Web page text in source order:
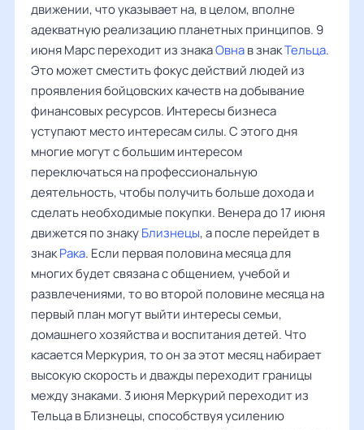
движении, что указывает на, в целом, вполне
адекватную реализацию планетных принципов. 9
июня Марс переходит из знакаОвнав знакТельца.
Это может сместить фокус действий людей из
проявления бойцовских качеств на добывание
финансовых ресурсов. Интересы бизнеса
уступают место интересам силы. С этого дня
многие могут с большим интересом
переключаться на профессиональную
деятельность, чтобы получить больше дохода и
сделать необходимые покупки. Венера до 17 июня
движется по знакуБлизнецы, а после перейдет в
знакРака. Если первая половина месяца для
многих будет связана с общением, учебой и
развлечениями, то во второй половине месяца на
первый план могут выйти интересы семьи,
домашнего хозяйства и воспитания детей. Что
касается Меркурия, то он за этот месяц набирает
высокую скорость и дважды переходит границы
между знаками. 3 июня Меркурий переходит из
Тельца в Близнецы, способствуя усилению